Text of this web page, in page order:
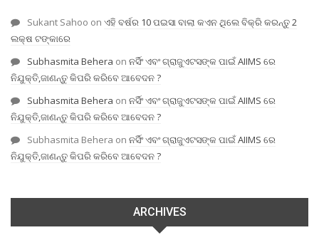
Sukant Sahoo on ଏହି ବର୍ଷର 10 ପଇସା ବାଲା କଏନ ଥିଲେ ବିକ୍ରି କରନ୍ତୁ 2
ଲକ୍ଷ ଟଙ୍କାରେ
Subhasmita Behera on ନର୍ସିଂ ଏବଂ ଗ୍ରାଜୁଏଟସଙ୍କ ପାଇଁ AIIMS ରେ
ନିଯୁକ୍ତି,ଜାଣନ୍ତୁ କିପରି କରିବେ ଆବେଦନ ?
Subhasmita Behera on ନର୍ସିଂ ଏବଂ ଗ୍ରାଜୁଏଟସଙ୍କ ପାଇଁ AIIMS ରେ
ନିଯୁକ୍ତି,ଜାଣନ୍ତୁ କିପରି କରିବେ ଆବେଦନ ?
Subhasmita Behera on ନର୍ସିଂ ଏବଂ ଗ୍ରାଜୁଏଟସଙ୍କ ପାଇଁ AIIMS ରେ
ନିଯୁକ୍ତି,ଜାଣନ୍ତୁ କିପରି କରିବେ ଆବେଦନ ?
ARCHIVES